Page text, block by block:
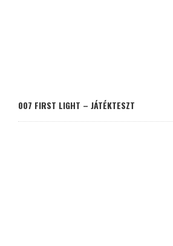
007 FIRST LIGHT – JÁTÉKTESZT